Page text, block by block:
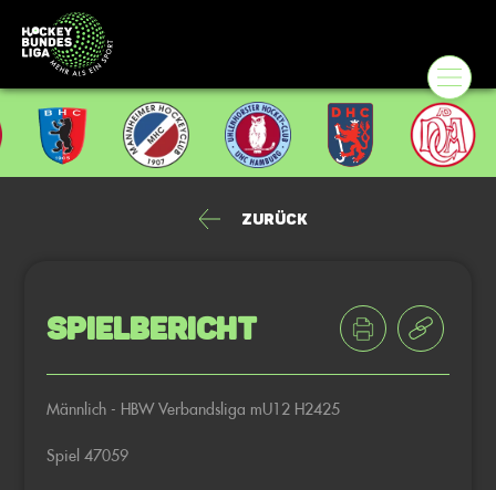
Zurück
Spielbericht
Männlich - HBW Verbandsliga mU12 H2425
Spiel 47059